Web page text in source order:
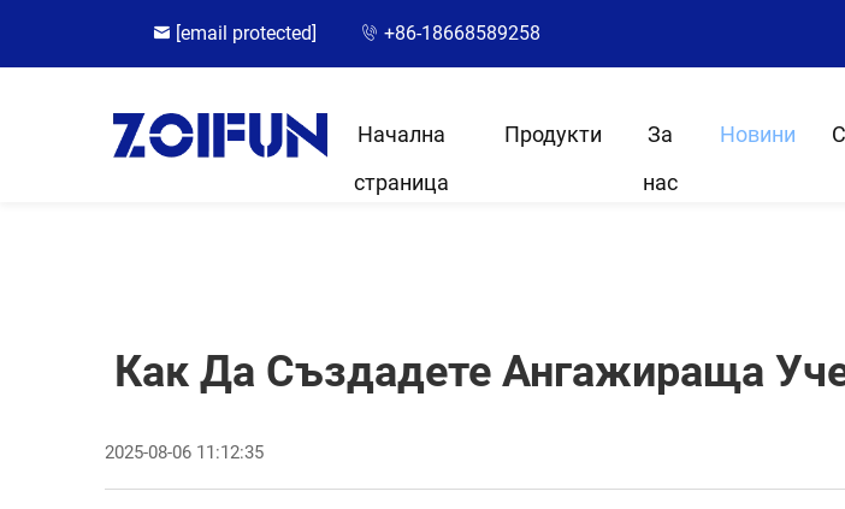
[email protected] +86-18668589258
Начална
страница
Продукти
За
нас
Новини
Как Да Създадете Ангажираща
2025-08-06 11:12:35